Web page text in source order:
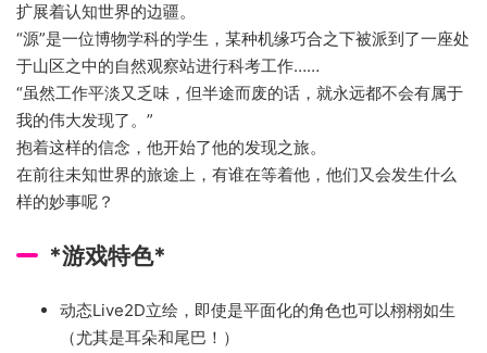
扩展着认知世界的边疆。
“源”是一位博物学科的学生，某种机缘巧合之下被派到了一座处
于山区之中的自然观察站进行科考工作……
“虽然工作平淡又乏味，但半途而废的话，就永远都不会有属于
我的伟大发现了。”
抱着这样的信念，他开始了他的发现之旅。
在前往未知世界的旅途上，有谁在等着他，他们又会发生什么
样的妙事呢？
*游戏特色*
动态Live2D立绘，即使是平面化的角色也可以栩栩如生
（尤其是耳朵和尾巴！）